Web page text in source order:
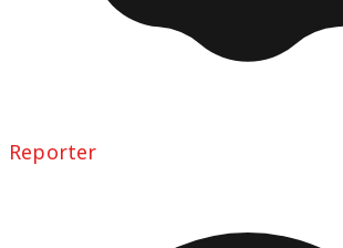
Reporter